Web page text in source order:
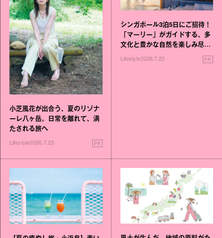
小芝風花が出合う、夏のリゾナ
ーレ八ヶ岳。日常を離れて、満
たされる旅へ
Lifestyle2026.7.23 PR
シンガポール3泊5日にご招待！
「マーリー」がガイドする、多
文化と豊かな自然を楽しみ尽く
Lifestyle2026.7.22 PR